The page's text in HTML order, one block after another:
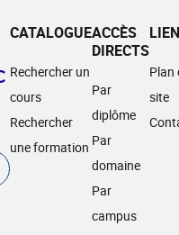
CATALOGUE
Rechercher un
cours
Rechercher
une formation
ACCÈS
DIRECTS
Par
diplôme
Par
domaine
Par
campus
Plan
site